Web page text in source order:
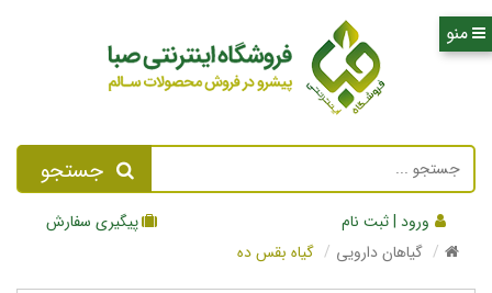
جستجو
ورود | ثبت نام
پیگیری سفارش
گیاهان دارویی
گیاه بقس ده